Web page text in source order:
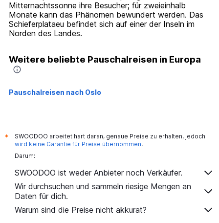
Mitternachtssonne ihre Besucher; für zweieinhalb
Monate kann das Phänomen bewundert werden. Das
Schieferplataeu befindet sich auf einer der Inseln im
Norden des Landes.
Weitere beliebte Pauschalreisen in Europa
Pauschalreisen nach Oslo
*
SWOODOO arbeitet hart daran, genaue Preise zu erhalten, jedoch
wird keine Garantie für Preise übernommen.
Darum:
SWOODOO ist weder Anbieter noch Verkäufer.
Wir durchsuchen und sammeln riesige Mengen an
Daten für dich.
Warum sind die Preise nicht akkurat?